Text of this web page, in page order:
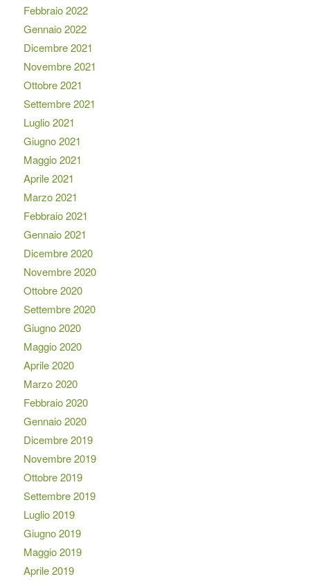
Febbraio 2022
Gennaio 2022
Dicembre 2021
Novembre 2021
Ottobre 2021
Settembre 2021
Luglio 2021
Giugno 2021
Maggio 2021
Aprile 2021
Marzo 2021
Febbraio 2021
Gennaio 2021
Dicembre 2020
Novembre 2020
Ottobre 2020
Settembre 2020
Giugno 2020
Maggio 2020
Aprile 2020
Marzo 2020
Febbraio 2020
Gennaio 2020
Dicembre 2019
Novembre 2019
Ottobre 2019
Settembre 2019
Luglio 2019
Giugno 2019
Maggio 2019
Aprile 2019